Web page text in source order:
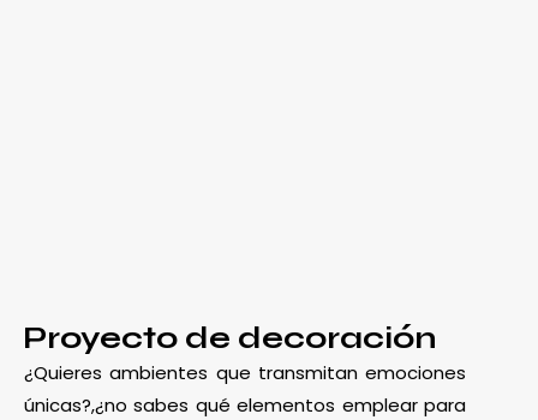
Proyecto de decoración
¿Quieres ambientes que transmitan emociones
únicas?,¿no sabes qué elementos emplear para